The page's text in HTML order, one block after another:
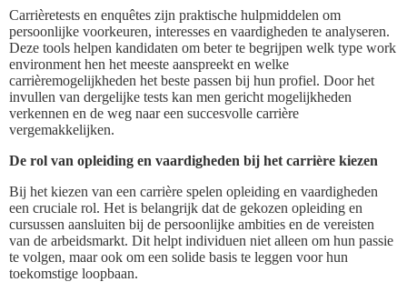
Carrièretests en enquêtes zijn praktische hulpmiddelen om
persoonlijke voorkeuren, interesses en vaardigheden te analyseren.
Deze tools helpen kandidaten om beter te begrijpen welk type work
environment hen het meeste aanspreekt en welke
carrièremogelijkheden het beste passen bij hun profiel. Door het
invullen van dergelijke tests kan men gericht mogelijkheden
verkennen en de weg naar een succesvolle carrière
vergemakkelijken.
De rol van opleiding en vaardigheden bij het carrière kiezen
Bij het kiezen van een carrière spelen opleiding en vaardigheden
een cruciale rol. Het is belangrijk dat de gekozen opleiding en
cursussen aansluiten bij de persoonlijke ambities en de vereisten
van de arbeidsmarkt. Dit helpt individuen niet alleen om hun passie
te volgen, maar ook om een solide basis te leggen voor hun
toekomstige loopbaan.